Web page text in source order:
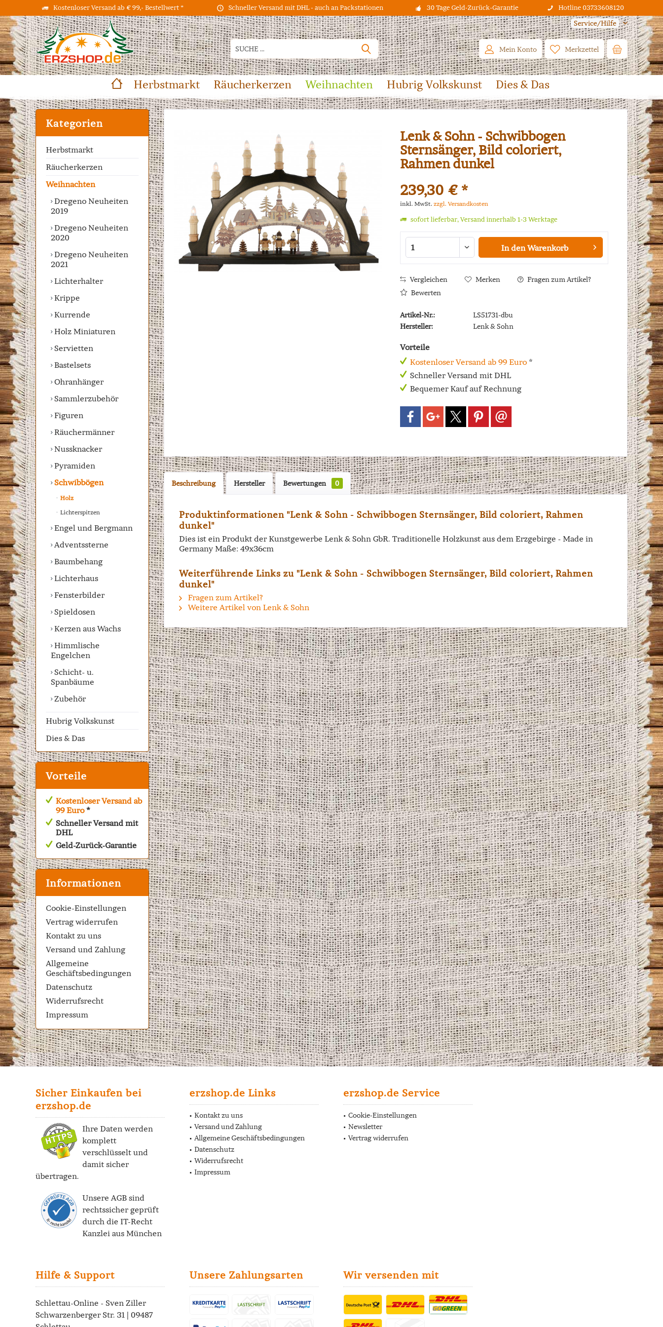
Kostenloser Versand ab € 99,- Bestellwert * Schneller Versand mit DHL - auch an Packstationen 30 Tage Geld-Zurück-Garantie Hotline 03733608120
Service/Hilfe
Merkzettel
Mein Konto
Herbstmarkt Räucherkerzen Weihnachten Hubrig Volkskunst Dies & Das
Kategorien
Herbstmarkt
Räucherkerzen
Weihnachten
Dregeno Neuheiten
2019
Dregeno Neuheiten
2020
Dregeno Neuheiten
2021
Lichterhalter
Krippe
Kurrende
Holz Miniaturen
Servietten
Bastelsets
Ohranhänger
Sammlerzubehör
Figuren
Räuchermänner
Nussknacker
Pyramiden
Schwibbögen
Holz
Lichterspitzen
Engel und Bergmann
Adventssterne
Baumbehang
Lichterhaus
Fensterbilder
Spieldosen
Kerzen aus Wachs
Himmlische
Engelchen
Schicht- u.
Spanbäume
Zubehör
Hubrig Volkskunst
Dies & Das
Vorteile
Kostenloser Versand ab
99 Euro*
Schneller Versand mit
DHL
Geld-Zurück-Garantie
Informationen
Cookie-Einstellungen
Vertrag widerrufen
Kontakt zu uns
Versand und Zahlung
Allgemeine
Geschäftsbedingungen
Datenschutz
Widerrufsrecht
Impressum
Lenk & Sohn - Schwibbogen
Sternsänger, Bild coloriert,
Rahmen dunkel
239,30 € *
inkl. MwSt. zzgl. Versandkosten
sofort lieferbar, Versand innerhalb 1-3 Werktage
In den Warenkorb
Vergleichen Merken
Fragen zum Artikel?
Bewerten
Artikel-Nr.:
LS51731-dbu
Hersteller:
Lenk & Sohn
Vorteile
Kostenloser Versand ab 99 Euro*
Schneller Versand mit DHL
Bequemer Kauf auf Rechnung
Beschreibung Hersteller Bewertungen 0
Produktinformationen "Lenk & Sohn - Schwibbogen Sternsänger, Bild coloriert, Rahmen
dunkel"
Dies ist ein Produkt der Kunstgewerbe Lenk & Sohn GbR. Traditionelle Holzkunst aus dem Erzgebirge - Made in
Germany Maße: 49x36cm
Weiterführende Links zu "Lenk & Sohn - Schwibbogen Sternsänger, Bild coloriert, Rahmen
dunkel"
Fragen zum Artikel?
Weitere Artikel von Lenk & Sohn
Sicher Einkaufen bei
erzshop.de
Ihre Daten werden
komplett
verschlüsselt und
damit sicher
übertragen.
Unsere AGB sind
rechtssicher geprüft
durch die IT-Recht
Kanzlei aus München
erzshop.de Links
Kontakt zu uns
Versand und Zahlung
Allgemeine Geschäftsbedingungen
Datenschutz
Widerrufsrecht
Impressum
erzshop.de Service
Cookie-Einstellungen
Newsletter
Vertrag widerrufen
Hilfe & Support
Schlettau-Online - Sven Ziller
Schwarzenberger Str. 31 | 09487
Unsere Zahlungsarten Wir versenden mit